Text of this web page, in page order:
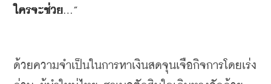
ใครจะช่วย...”
ด้วยความจำเป็นในการหาเงินสดจุนเจือกิจการโดยเร่ง